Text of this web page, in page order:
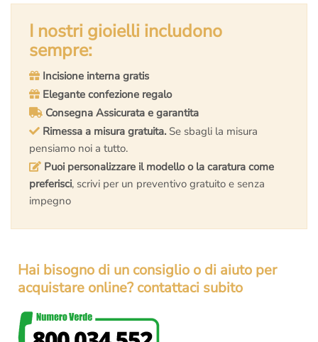
originale
€2.300,00.
attuale
€1.790,00.
originale
era:
attuale
è:
I nostri gioielli includono
sempre:
Incisione interna gratis
Elegante confezione regalo
Consegna Assicurata e garantita
Rimessa a misura gratuita. Se sbagli la misura
pensiamo noi a tutto.
Puoi personalizzare il modello o la caratura come
preferisci, scrivi per un preventivo gratuito e senza
impegno
Hai bisogno di un consiglio o di aiuto per
acquistare online? contattaci subito